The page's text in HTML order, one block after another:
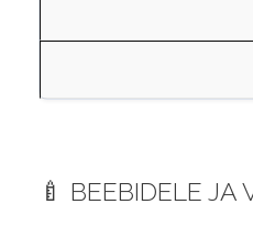
🍼 BEEBIDELE JA